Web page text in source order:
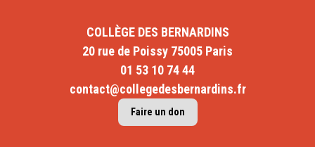
COLLÈGE DES BERNARDINS
20 rue de Poissy 75005 Paris
01 53 10 74 44
contact@collegedesbernardins.fr
Faire un don